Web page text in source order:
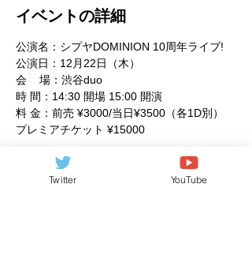
イベントの詳細
公演名：シプヤDOMINION 10周年ライブ!
公演日：12月22日（木）
会    場：渋谷duo
時 間：14:30 開場 15:00 開演
料 金：前売 ¥3000/当日¥3500（各1D別）
プレミアチケット ¥15000
続きを見る >>
Twitter YouTube